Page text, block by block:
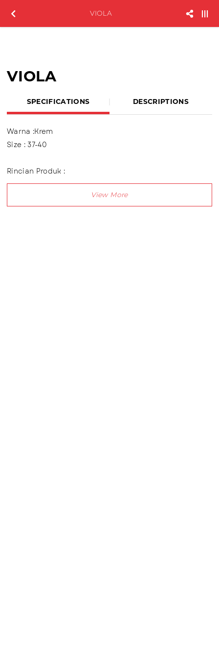
VIOLA
VIOLA
SPECIFICATIONS DESCRIPTIONS
Warna :Krem
Size : 37-40
Rincian Produk :
Menggunakan bahan PCU